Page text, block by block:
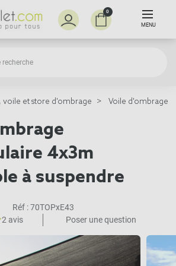
0
MENU
voile et store d'ombrage Voile d'ombrage à
4x3m
à suspendre
Réf :70TOPxE43
2 avis
Poser une question